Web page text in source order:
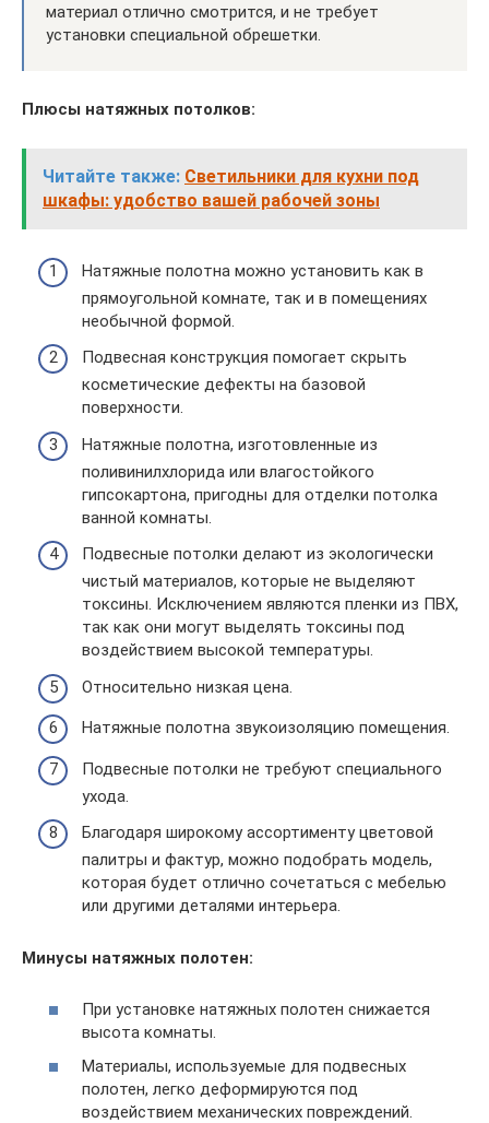
материал отлично смотрится, и не требует
установки специальной обрешетки.
Плюсы натяжных потолков:
Читайте также: Светильники для кухни под
шкафы: удобство вашей рабочей зоны
Натяжные полотна можно установить как в
прямоугольной комнате, так и в помещениях
необычной формой.
Подвесная конструкция помогает скрыть
косметические дефекты на базовой
поверхности.
Натяжные полотна, изготовленные из
поливинилхлорида или влагостойкого
гипсокартона, пригодны для отделки потолка
ванной комнаты.
Подвесные потолки делают из экологически
чистый материалов, которые не выделяют
токсины. Исключением являются пленки из ПВХ,
так как они могут выделять токсины под
воздействием высокой температуры.
Относительно низкая цена.
Натяжные полотна звукоизоляцию помещения.
Подвесные потолки не требуют специального
ухода.
Благодаря широкому ассортименту цветовой
палитры и фактур, можно подобрать модель,
которая будет отлично сочетаться с мебелью
или другими деталями интерьера.
Минусы натяжных полотен:
При установке натяжных полотен снижается
высота комнаты.
Материалы, используемые для подвесных
полотен, легко деформируются под
воздействием механических повреждений.